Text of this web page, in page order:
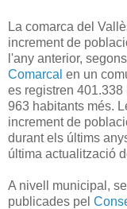
La comarca del
increment de
l'any anterior,
Comarcal en un
es registren
963 habitants més.
increment de
durant els últims
última actualització
A nivell municipal,
publicades pel